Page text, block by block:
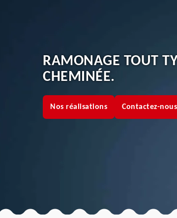
RAMONAGE TOUT
CHEMINÉE.
Nos réalisations Contactez-